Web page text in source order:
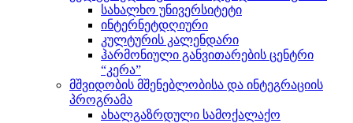
სახალხო უნივერსიტეტი
ინტერნეტდღიური
კულტურის კალენდარი
ჰარმონიული განვითარების ცენტრი
“კერა”
მშვიდობის მშენებლობისა და ინტეგრაციის
პროგრამა
ახალგაზრდული სამოქალაქო